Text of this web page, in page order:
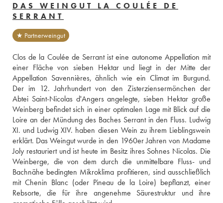
DAS WEINGUT LA COULÉE DE
SERRANT
★ Partnerweingut
Clos de la Coulée de Serrant ist eine autonome Appellation mit
einer Fläche von sieben Hektar und liegt in der Mitte der
Appellation Savennières, ähnlich wie ein Climat im Burgund.
Der im 12. Jahrhundert von den Zisterziensermönchen der
Abtei Saint-Nicolas d'Angers angelegte, sieben Hektar große
Weinberg befindet sich in einer optimalen Lage mit Blick auf die
Loire an der Mündung des Baches Serrant in den Fluss. Ludwig
XI. und Ludwig XIV. haben diesen Wein zu ihrem Lieblingswein
erklärt. Das Weingut wurde in den 1960er Jahren von Madame
Joly restauriert und ist heute im Besitz ihres Sohnes Nicolas. Die
Weinberge, die von dem durch die unmittelbare Fluss- und
Bachnähe bedingten Mikroklima profitieren, sind ausschließlich
mit Chenin Blanc (oder Pineau de la Loire) bepflanzt, einer
Rebsorte, die für ihre angenehme Säurestruktur und ihre